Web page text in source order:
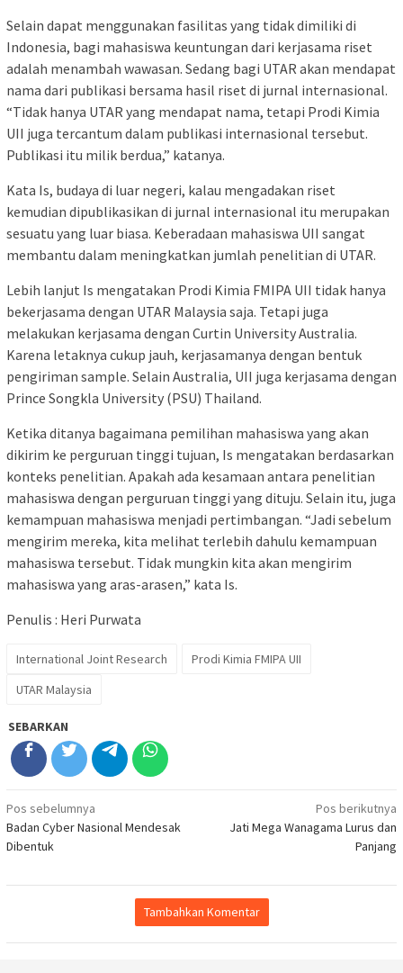
Selain dapat menggunakan fasilitas yang tidak dimiliki di
Indonesia, bagi mahasiswa keuntungan dari kerjasama riset
adalah menambah wawasan. Sedang bagi UTAR akan mendapat
nama dari publikasi bersama hasil riset di jurnal internasional.
“Tidak hanya UTAR yang mendapat nama, tetapi Prodi Kimia
UII juga tercantum dalam publikasi internasional tersebut.
Publikasi itu milik berdua,” katanya.
Kata Is, budaya di luar negeri, kalau mengadakan riset
kemudian dipublikasikan di jurnal internasional itu merupakan
sesuatu yang luar biasa. Keberadaan mahasiswa UII sangat
membantu dalam meningkatkan jumlah penelitian di UTAR.
Lebih lanjut Is mengatakan Prodi Kimia FMIPA UII tidak hanya
bekerjasama dengan UTAR Malaysia saja. Tetapi juga
melakukan kerjasama dengan Curtin University Australia.
Karena letaknya cukup jauh, kerjasamanya dengan bentuk
pengiriman sample. Selain Australia, UII juga kerjasama dengan
Prince Songkla University (PSU) Thailand.
Ketika ditanya bagaimana pemilihan mahasiswa yang akan
dikirim ke perguruan tinggi tujuan, Is mengatakan berdasarkan
konteks penelitian. Apakah ada kesamaan antara penelitian
mahasiswa dengan perguruan tinggi yang dituju. Selain itu, juga
kemampuan mahasiswa menjadi pertimbangan. “Jadi sebelum
mengirim mereka, kita melihat terlebih dahulu kemampuan
mahasiswa tersebut. Tidak mungkin kita akan mengirim
mahasiswa yang aras-arasen,” kata Is.
Penulis : Heri Purwata
International Joint Research
Prodi Kimia FMIPA UII
UTAR Malaysia
SEBARKAN
Navigasi
pos
Pos sebelumnya
Badan Cyber Nasional Mendesak
Dibentuk
Pos berikutnya
Jati Mega Wanagama Lurus dan
Panjang
Tambahkan Komentar